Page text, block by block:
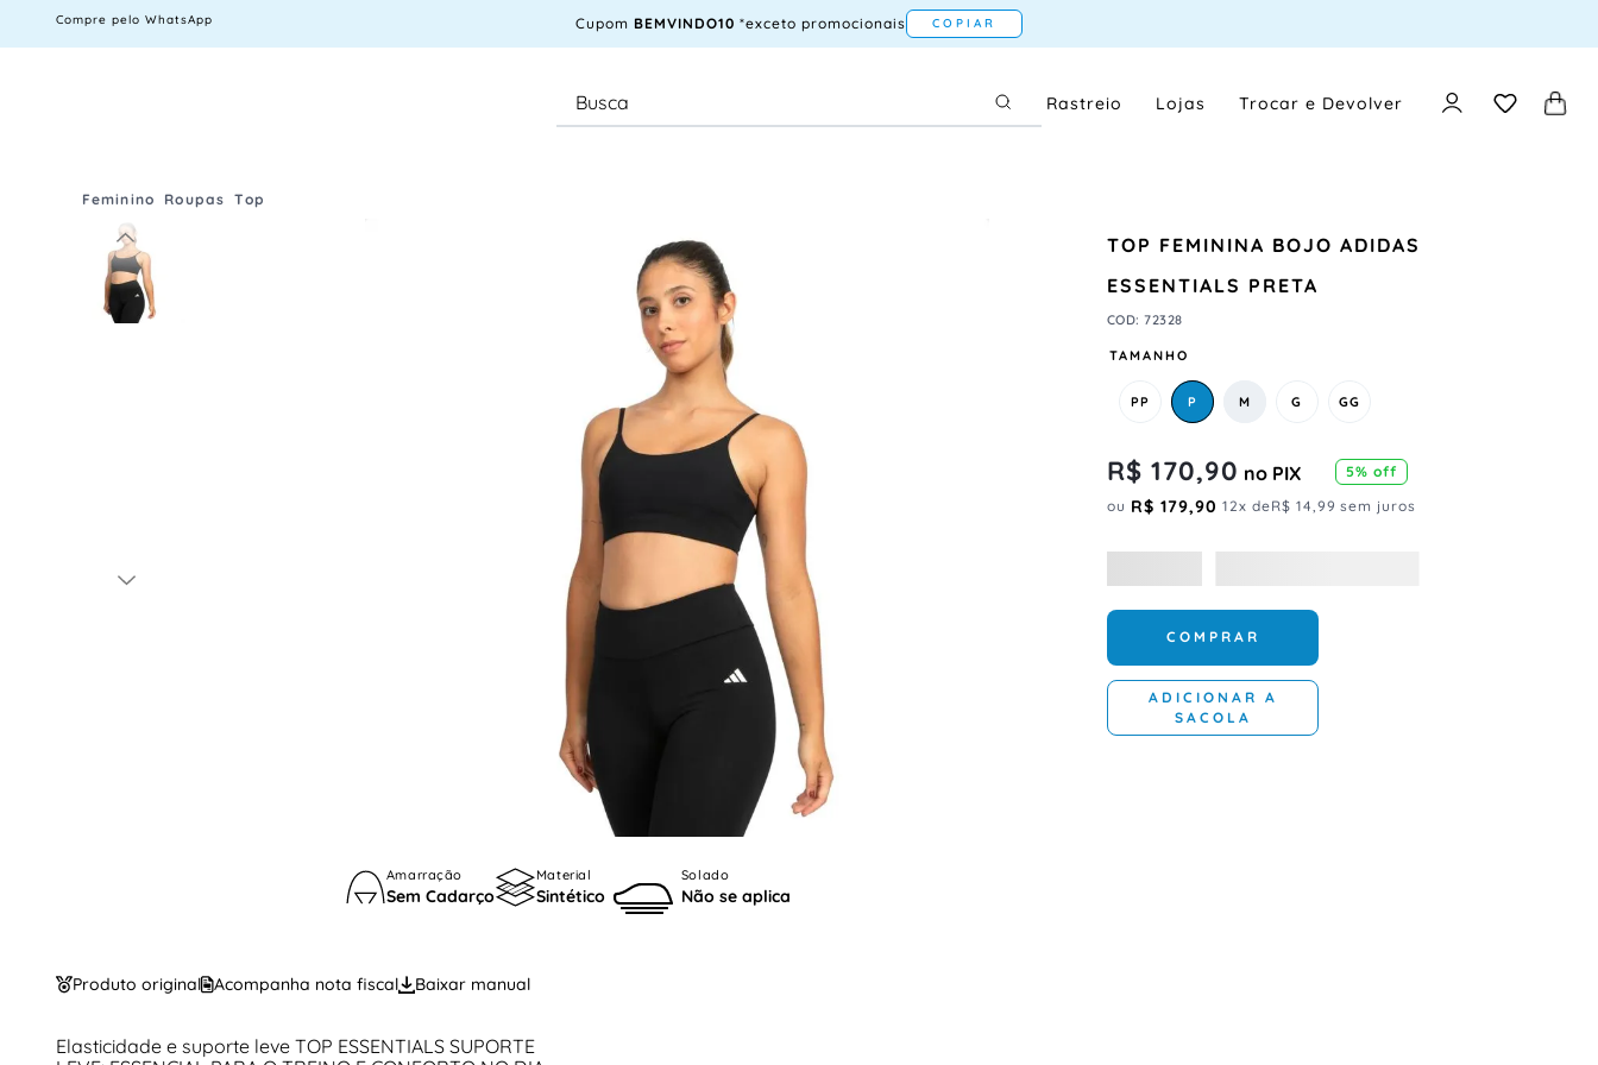
Compre pelo WhatsApp Cupom BEMVINDO10 *exceto promocionais COPIAR
Rastreio Lojas Trocar e Devolver
Feminino Roupas Top
Amarração
Sem Cadarço
Material
Sintético
Solado
Não se aplica
TOP FEMININA BOJO ADIDAS
ESSENTIALS PRETA
COD:72328
TAMANHO
PP P M G GG
R$ 170,90 no PIX 5% off
ou R$ 179,90 12x deR$ 14,99 sem juros
COMPRAR
ADICIONAR A
SACOLA
Produto original Acompanha nota fiscal Baixar manual
Elasticidade e suporte leve TOP ESSENTIALS SUPORTE